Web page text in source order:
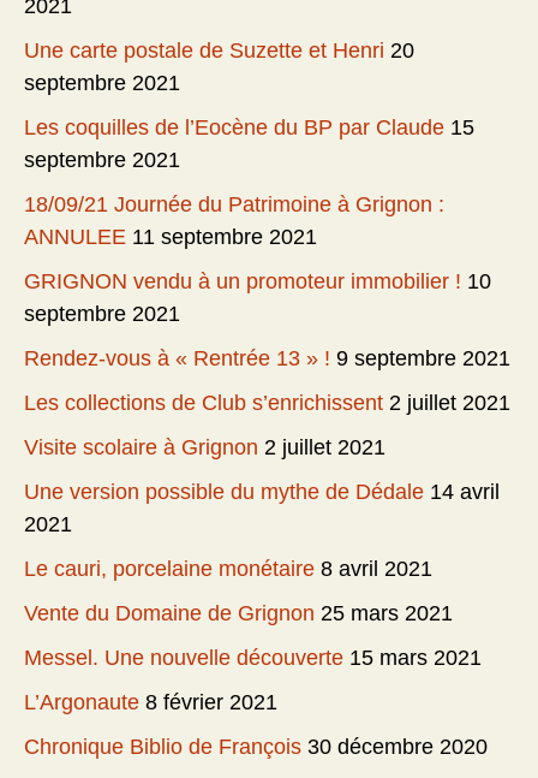
2021
Une carte postale de Suzette et Henri 20
septembre 2021
Les coquilles de l’Eocène du BP par Claude 15
septembre 2021
18/09/21 Journée du Patrimoine à Grignon :
ANNULEE 11 septembre 2021
GRIGNON vendu à un promoteur immobilier ! 10
septembre 2021
Rendez-vous à « Rentrée 13 » ! 9 septembre 2021
Les collections de Club s’enrichissent 2 juillet 2021
Visite scolaire à Grignon 2 juillet 2021
Une version possible du mythe de Dédale 14 avril
2021
Le cauri, porcelaine monétaire 8 avril 2021
Vente du Domaine de Grignon 25 mars 2021
Messel. Une nouvelle découverte 15 mars 2021
L’Argonaute 8 février 2021
Chronique Biblio de François 30 décembre 2020